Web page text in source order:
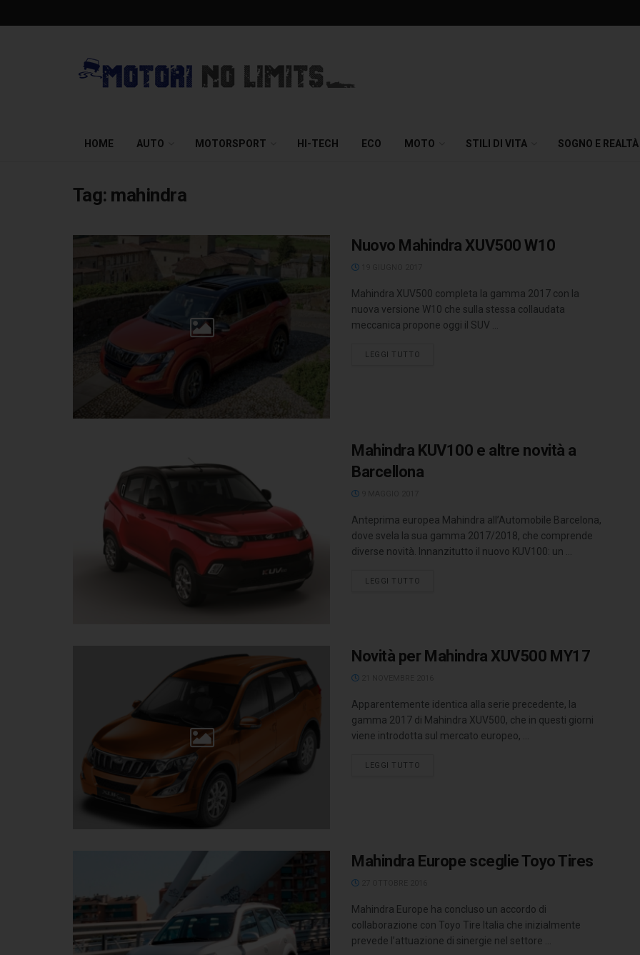
HOME AUTO MOTORSPORT HI-TECH ECO MOTO STILI DI VITA SOGNO E REALTÀ
Tag: mahindra
Nuovo Mahindra XUV500 W10
Mahindra XUV500 completa la gamma 2017 con la
nuova versione W10 che sulla stessa collaudata
meccanica propone oggi il SUV ...
LEGGI TUTTO
Mahindra KUV100 e altre novità a
Barcellona
Anteprima europea Mahindra all’Automobile Barcelona,
dove svela la sua gamma 2017/2018, che comprende
diverse novità. Innanzitutto il nuovo KUV100: un ...
LEGGI TUTTO
Novità per Mahindra XUV500 MY17
Apparentemente identica alla serie precedente, la
gamma 2017 di Mahindra XUV500, che in questi giorni
viene introdotta sul mercato europeo, ...
LEGGI TUTTO
Mahindra Europe sceglie Toyo Tires
Mahindra Europe ha concluso un accordo di
collaborazione con Toyo Tire Italia che inizialmente
prevede l’attuazione di sinergie nel settore ...